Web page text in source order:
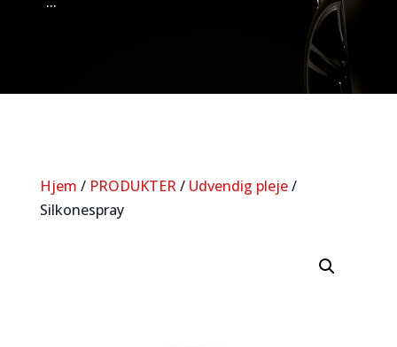
Hjem / PRODUKTER/ Udvendig pleje/
Silkonespray